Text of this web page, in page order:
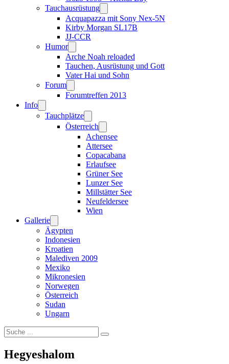
Tauchausrüstung
Acquapazza mit Sony Nex-5N
Kirby Morgan SL17B
JJ-CCR
Humor
Arche Noah reloaded
Tauchen, Ausrüstung und Gott
Vater Hai und Sohn
Forum
Forumtreffen 2013
Info
Tauchplätze
Österreich
Achensee
Attersee
Copacabana
Erlaufsee
Grüner See
Lunzer See
Millstätter See
Neufeldersee
Wien
Gallerie
Ägypten
Indonesien
Kroatien
Malediven 2009
Mexiko
Mikronesien
Norwegen
Österreich
Sudan
Ungarn
Suchen
Hegyeshalom